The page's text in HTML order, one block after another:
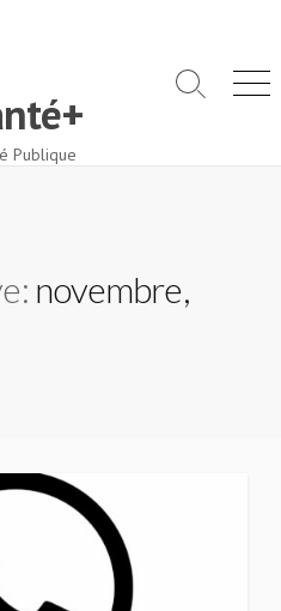
Publique
Search
novembre,